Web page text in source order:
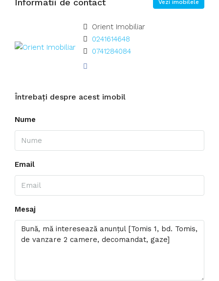
Vezi imobilele
Orient Imobiliar
0241614648
0741284084
Întrebați despre acest imobil
Nume
Email
Mesaj